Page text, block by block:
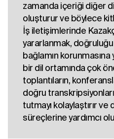
zamanda içeriği diğer
oluşturur ve böylece
İş iletişimlerinde
yararlanmak,
bağlamın korunmasına
bir dil ortamında çok
toplantıların,
doğru
tutmayı kolaylaştırır
süreçlerine yardımcı